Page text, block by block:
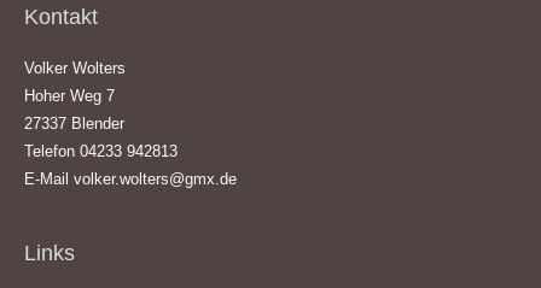
Kontakt
Volker Wolters
Hoher Weg 7
27337 Blender
Telefon 04233 942813
E-Mail volker.wolters@gmx.de
Links